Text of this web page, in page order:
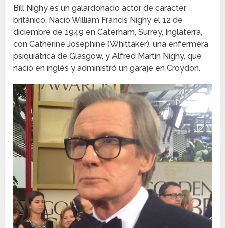
Bill Nighy es un galardonado actor de carácter
británico. Nació William Francis Nighy el 12 de
diciembre de 1949 en Caterham, Surrey, Inglaterra,
con Catherine Josephine (Whittaker), una enfermera
psiquiátrica de Glasgow, y Alfred Martin Nighy, que
nació en inglés y administró un garaje en Croydon.